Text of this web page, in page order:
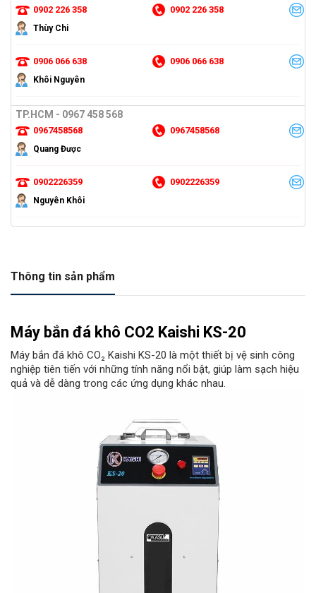
0902 226 358 0902 226 358
Thùy Chi
0906 066 638 0906 066 638
Khôi Nguyên
TP.HCM - 0967 458 568
0967458568 0967458568
Quang Được
0902226359 0902226359
Nguyên Khôi
Thông tin sản phẩm
Máy bắn đá khô CO2 Kaishi KS-20
Máy bắn đá khô CO₂ Kaishi KS-20 là một thiết bị vệ sinh công
nghiệp tiên tiến với những tính năng nổi bật, giúp làm sạch hiệu
quả và dễ dàng trong các ứng dụng khác nhau.